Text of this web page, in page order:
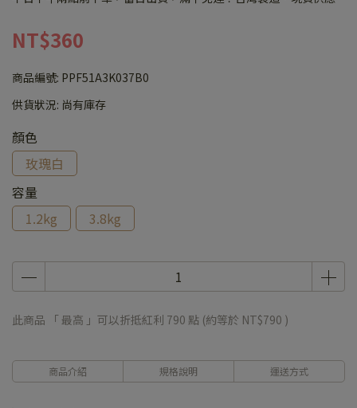
NT$360
商品編號: PPF51A3K037B0
供貨狀況: 尚有庫存
顏色
玫瑰白
容量
1.2kg
3.8kg
此商品 「 最高 」可以折抵紅利 790 點 (約等於 NT$790 )
商品介紹 規格說明 運送方式